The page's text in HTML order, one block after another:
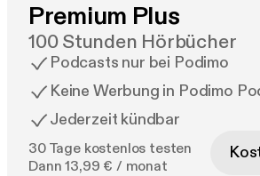
Premium Plus
100 Stunden Hörbücher
Podcasts nur bei Podimo
Keine Werbung in Podimo
Jederzeit kündbar
30 Tage kostenlos testen
Dann 13,99 € / monat